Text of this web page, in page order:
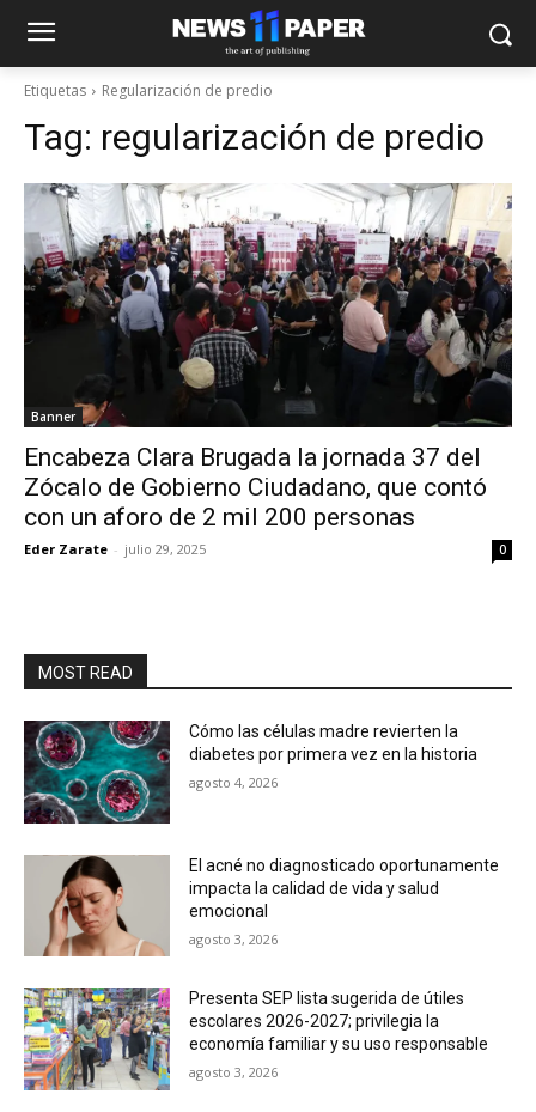
Etiquetas Regularización de predio
Tag: regularización de predio
Banner
Encabeza Clara Brugada la jornada 37 del
Zócalo de Gobierno Ciudadano, que contó
con un aforo de 2 mil 200 personas
Eder Zarate - julio 29, 2025 0
MOST READ
Cómo las células madre revierten la
diabetes por primera vez en la historia
agosto 4, 2026
El acné no diagnosticado oportunamente
impacta la calidad de vida y salud
emocional
agosto 3, 2026
Presenta SEP lista sugerida de útiles
escolares 2026-2027; privilegia la
economía familiar y su uso responsable
agosto 3, 2026